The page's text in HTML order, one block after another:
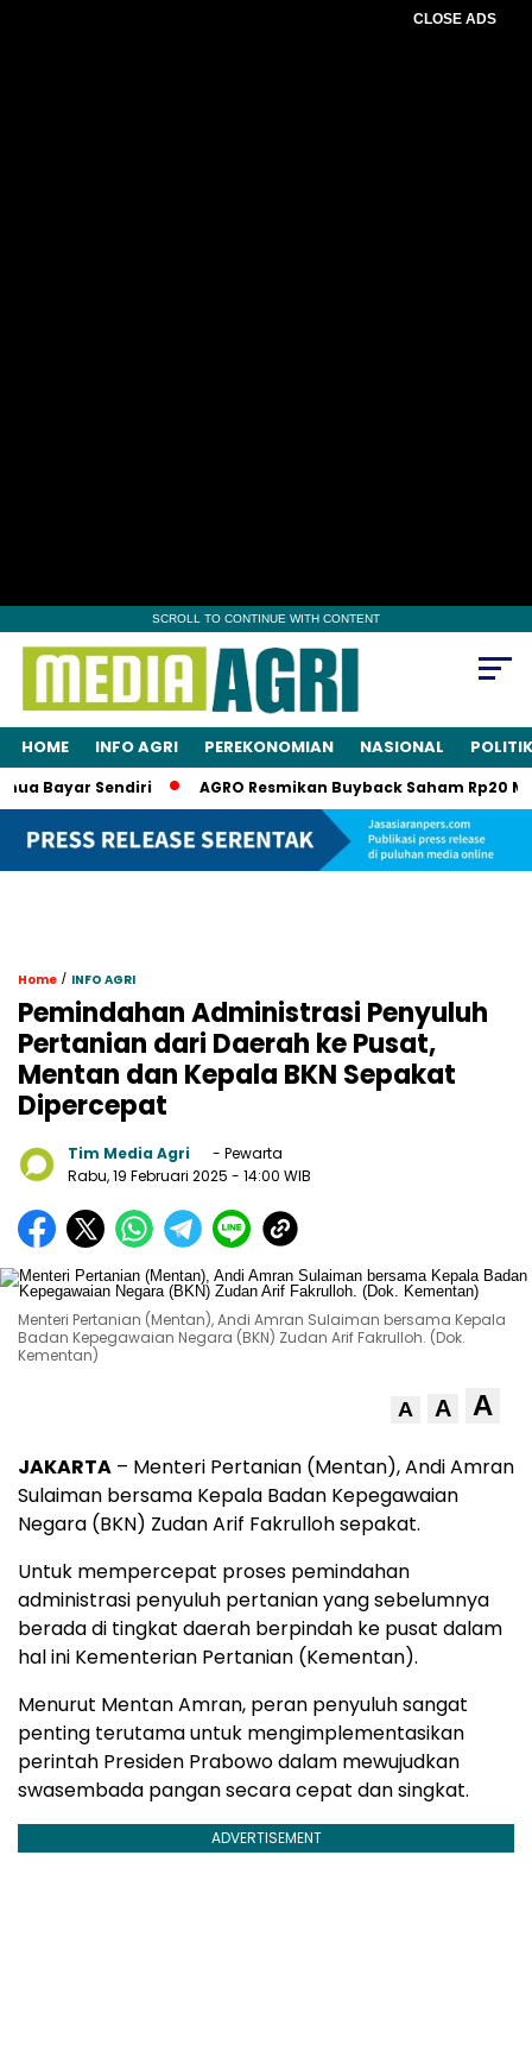
CLOSE ADS
SCROLL TO CONTINUE WITH CONTENT
HOME INFO AGRI PEREKONOMIAN NASIONAL POLITIK
Bayar Sendiri AGRO Resmikan Buyback Saham Rp20
Home / INFO AGRI
Pemindahan Administrasi Penyuluh
Pertanian dari Daerah ke Pusat,
Mentan dan Kepala BKN Sepakat
Dipercepat
Tim Media Agri
- Pewarta
Rabu, 19 Februari 2025 - 14:00 WIB
Menteri Pertanian (Mentan), Andi Amran Sulaiman bersama Kepala
Badan Kepegawaian Negara (BKN) Zudan Arif Fakrulloh. (Dok.
Kementan)
A A A
JAKARTA – Menteri Pertanian (Mentan), Andi Amran
Sulaiman bersama Kepala Badan Kepegawaian
Negara (BKN) Zudan Arif Fakrulloh sepakat.
Untuk mempercepat proses pemindahan
administrasi penyuluh pertanian yang sebelumnya
berada di tingkat daerah berpindah ke pusat dalam
hal ini Kementerian Pertanian (Kementan).
Menurut Mentan Amran, peran penyuluh sangat
penting terutama untuk mengimplementasikan
perintah Presiden Prabowo dalam mewujudkan
swasembada pangan secara cepat dan singkat.
ADVERTISEMENT